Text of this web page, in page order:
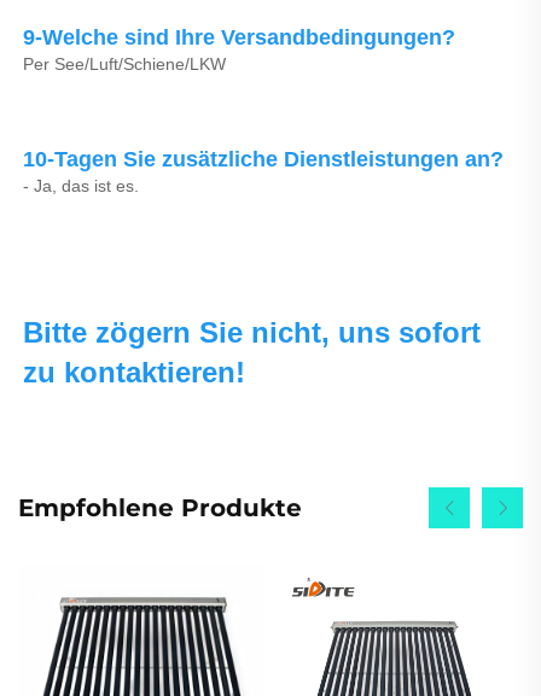
9-Welche sind Ihre Versandbedingungen?
Per See/Luft/Schiene/LKW
10-Tagen Sie zusätzliche Dienstleistungen an?
- Ja, das ist es.
Bitte zögern Sie nicht, uns sofort
zu kontaktieren!
Empfohlene Produkte